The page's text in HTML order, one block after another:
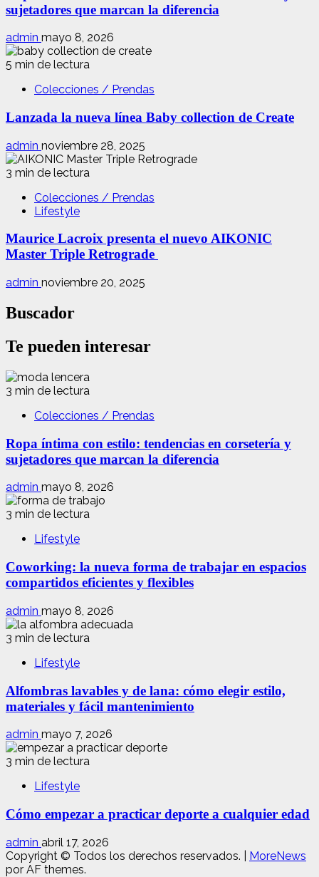
sujetadores que marcan la diferencia
admin mayo 8, 2026
5 min de lectura
Colecciones / Prendas
Lanzada la nueva línea Baby collection de Create
admin noviembre 28, 2025
3 min de lectura
Colecciones / Prendas
Lifestyle
Maurice Lacroix presenta el nuevo AIKONIC
Master Triple Retrograde
admin noviembre 20, 2025
Buscador
Te pueden interesar
3 min de lectura
Colecciones / Prendas
Ropa íntima con estilo: tendencias en corsetería y
sujetadores que marcan la diferencia
admin mayo 8, 2026
3 min de lectura
Lifestyle
Coworking: la nueva forma de trabajar en espacios
compartidos eficientes y flexibles
admin mayo 8, 2026
3 min de lectura
Lifestyle
Alfombras lavables y de lana: cómo elegir estilo,
materiales y fácil mantenimiento
admin mayo 7, 2026
3 min de lectura
Lifestyle
Cómo empezar a practicar deporte a cualquier edad
admin abril 17, 2026
Copyright © Todos los derechos reservados.
MoreNews
por AF themes.